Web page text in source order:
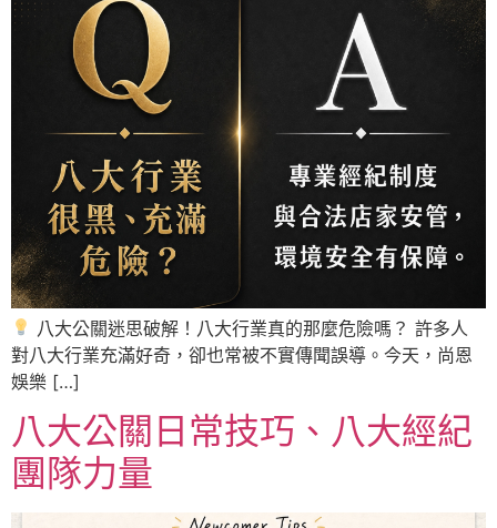
八大公關迷思破解！八大行業真的那麼危險嗎？ 許多人
對八大行業充滿好奇，卻也常被不實傳聞誤導。今天，尚恩
娛樂 […]
八大公關日常技巧、八大經紀
團隊力量